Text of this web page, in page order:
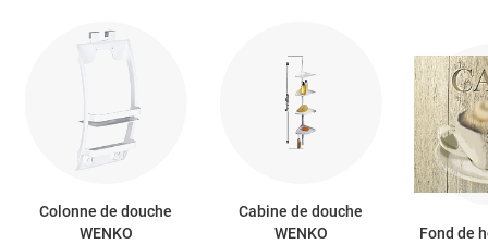
Colonne de douche
WENKO
Cabine de douche
WENKO
Fond de